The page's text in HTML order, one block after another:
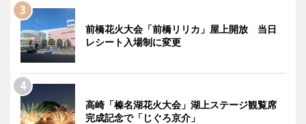
前橋花火大会「前橋リリカ」屋上開放 当日
レシート入場制に変更
高崎「榛名湖花火大会」湖上ステージ観覧席
完成記念で「じぐろ京介」